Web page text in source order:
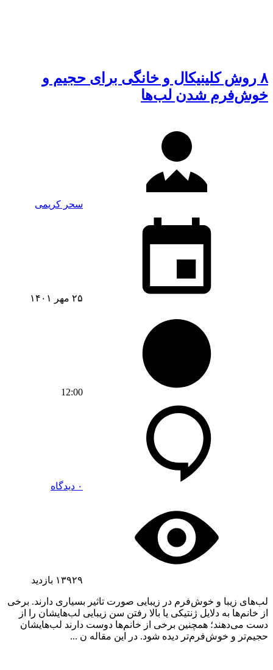
۸ روش کلینیکال و خانگی برای حجیم و
خوش‌فرم شدن لب‌ها
سحر کریمی
۲۵ مهر ۱۴۰۱
12:00
۰ دیدگاه
۱۳۹۲۹ بازدید
لب‌های زیبا و خوش‌فرم در زیبایی صورت تاثیر بسیاری دارند. برخی
از خانم‌ها به دلایل ژنتیکی یا بالا رفتن سن زیبایی لب‌هایشان را از
دست می‌دهند؛ همچنین برخی از خانم‌ها دوست دارند لب‌هایشان
حجیم‌تر و خوش‌فرم‌تر دیده شود. در این مقاله ن ...